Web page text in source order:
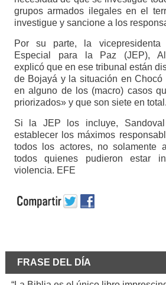
grupos armados ilegales en el
investigue y sancione a los
Por su parte, la
Especial para la Paz (JEP),
explicó que en ese tribunal están
de Bojayá y la situación en Chocó
en alguno de los (macro) casos
priorizados» y que son siete en total.
Si la JEP los incluye,
establecer los máximos
todos los actores, no solamente
todos quienes pudieron estar
violencia. EFE
FRASE DEL DÍA